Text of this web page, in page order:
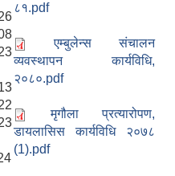
८१.pdf
एम्बुलेन्स संचालन
व्यवस्थापन कार्यविधि,
२०८०.pdf
मृगौला प्रत्यारोपण,
डायलासिस कार्यविधि २०७८
(1).pdf